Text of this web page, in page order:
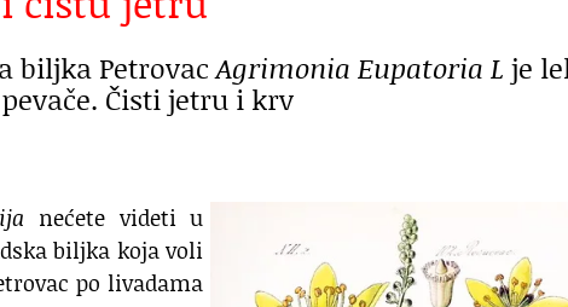
biljka PetrovacAgrimonia Eupatoria L je
Čisti jetru i krv
nećete videti u
biljka koja voli
po livadama